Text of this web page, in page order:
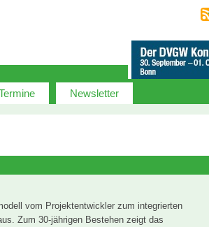
Newsletter
vom Projektentwickler zum integrierten
Zum 30-jährigen Bestehen zeigt das